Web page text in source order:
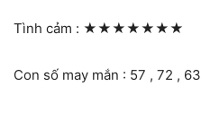
Tình cảm : ★★★★★★★
Con số may mắn : 57 , 72 , 63